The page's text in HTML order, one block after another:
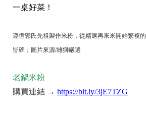
一桌好菜！
遵循郭氏先祖製作米粉，從精選再來米開始繁複的
皆碑；圖片來源/雄獅嚴選
老鍋米粉
購買連結 → https://bit.ly/3jE7TZG